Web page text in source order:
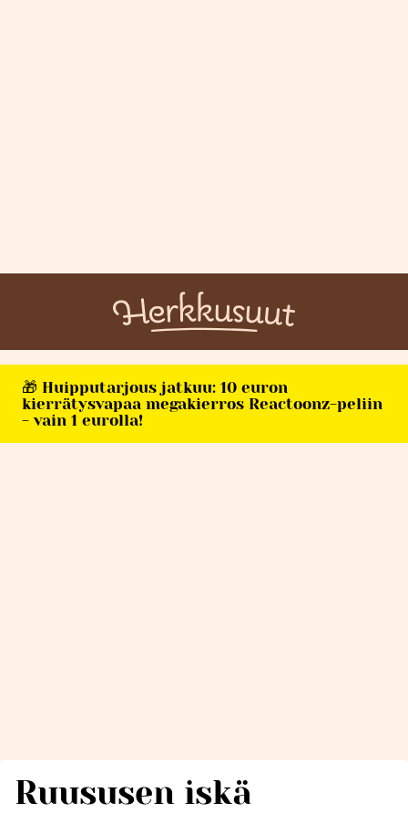
🎁 Huipputarjous jatkuu: 10 euron
kierrätysvapaa megakierros Reactoonz-peliin
- vain 1 eurolla!
Ruususen iskä